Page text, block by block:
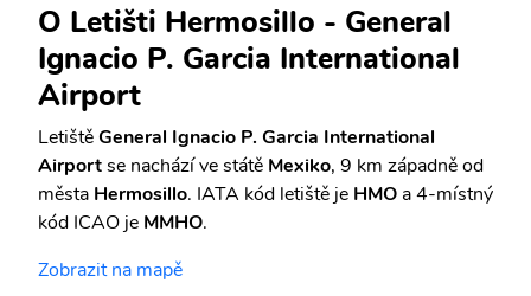
O Letišti Hermosillo - General
Ignacio P. Garcia International
Airport
LetištěGeneral Ignacio P. Garcia International
Airportse nachází ve státě Mexiko, 9 km západně od
města Hermosillo. IATA kód letiště je HMO a 4-místný
kód ICAO je MMHO.
Zobrazit na mapě